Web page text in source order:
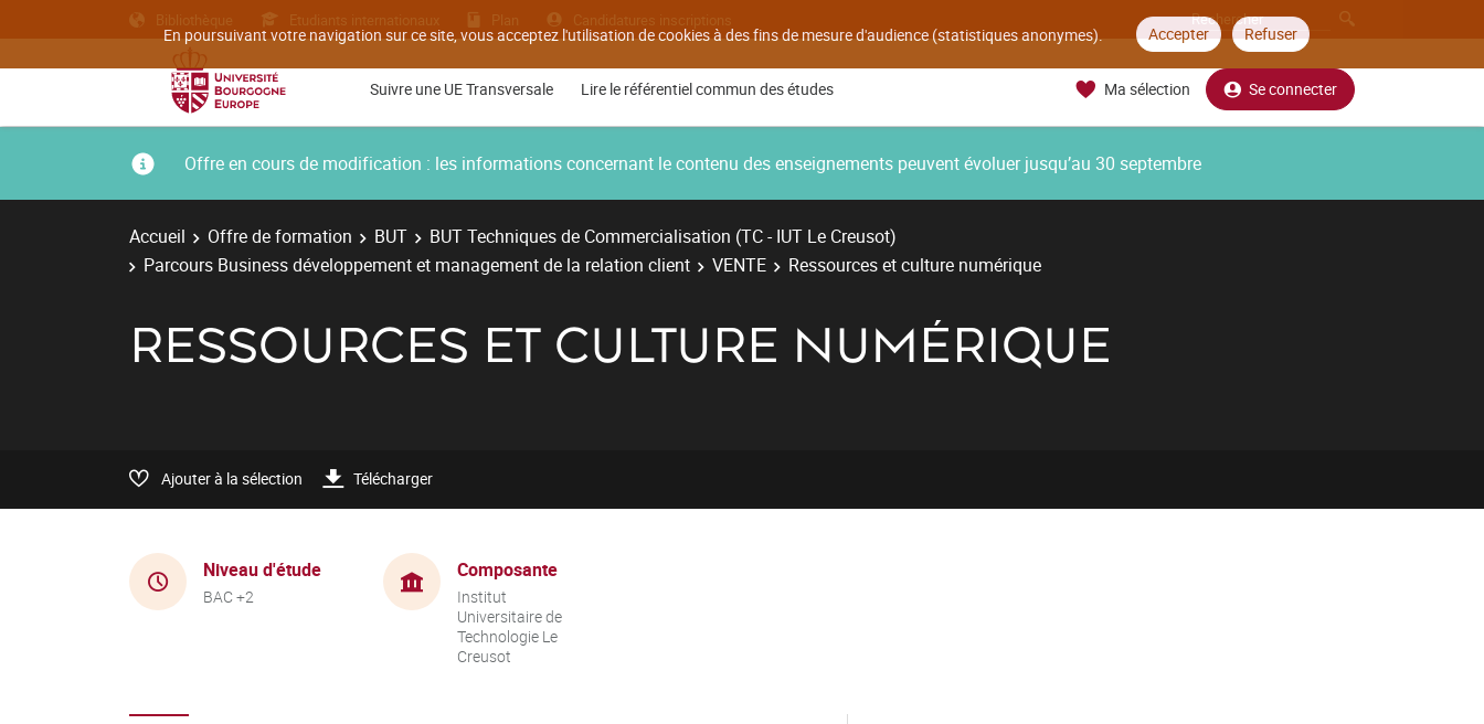
En poursuivant votre navigation sur ce site, vous acceptez l'utilisation de cookies à des fins de mesure d'audience (statistiques anonymes). Accepter Refuser
Bibliothèque Etudiants internationaux Plan Candidatures inscriptions
Suivre une UE Transversale Lire le référentiel commun des études Ma sélection Se connecter
Offre en cours de modification : les informations concernant le contenu des enseignements peuvent évoluer jusqu’au 30 septembre
Accueil Offre de formation BUT
BUT Techniques de Commercialisation (TC - IUT Le Creusot)
Parcours Business développement et management de la relation client
VENTE Ressources et culture numérique
RESSOURCES ET CULTURE NUMÉRIQUE
Ajouter à la sélection Télécharger
Niveau d'étude
BAC +2
Composante
Institut
Universitaire de
Technologie Le
Creusot